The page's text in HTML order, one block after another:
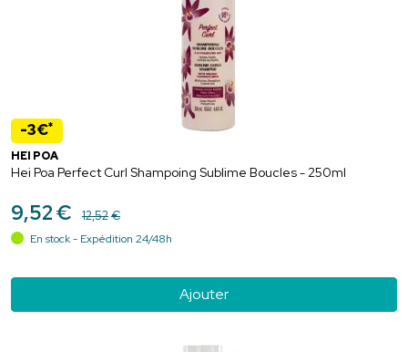
-3€*
HEI POA
Hei Poa Perfect Curl Shampoing Sublime Boucles - 250ml
9,52€ 12,52€
En stock - Expédition 24/48h
Ajouter